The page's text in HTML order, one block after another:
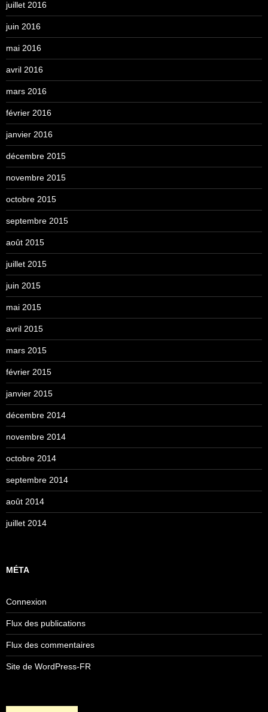
juillet 2016
juin 2016
mai 2016
avril 2016
mars 2016
février 2016
janvier 2016
décembre 2015
novembre 2015
octobre 2015
septembre 2015
août 2015
juillet 2015
juin 2015
mai 2015
avril 2015
mars 2015
février 2015
janvier 2015
décembre 2014
novembre 2014
octobre 2014
septembre 2014
août 2014
juillet 2014
MÉTA
Connexion
Flux des publications
Flux des commentaires
Site de WordPress-FR